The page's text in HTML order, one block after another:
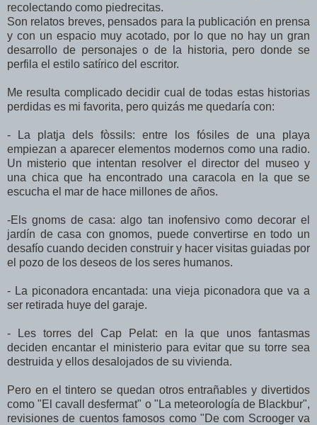
recolectando como piedrecitas.
Son relatos breves, pensados para la publicación en prensa
y con un espacio muy acotado, por lo que no hay un gran
desarrollo de personajes o de la historia, pero donde se
perfila el estilo satírico del escritor.
Me resulta complicado decidir cual de todas estas historias
perdidas es mi favorita, pero quizás me quedaría con:
- La platja dels fòssils: entre los fósiles de una playa
empiezan a aparecer elementos modernos como una radio.
Un misterio que intentan resolver el director del museo y
una chica que ha encontrado una caracola en la que se
escucha el mar de hace millones de años.
-Els gnoms de casa: algo tan inofensivo como decorar el
jardín de casa con gnomos, puede convertirse en todo un
desafío cuando deciden construir y hacer visitas guiadas por
el pozo de los deseos de los seres humanos.
- La piconadora encantada: una vieja piconadora que va a
ser retirada huye del garaje.
- Les torres del Cap Pelat: en la que unos fantasmas
deciden encantar el ministerio para evitar que su torre sea
destruida y ellos desalojados de su vivienda.
Pero en el tintero se quedan otros entrañables y divertidos
como "El cavall desfermat" o "La meteorología de Blackbur",
revisiones de cuentos famosos como "De com Scrooger va